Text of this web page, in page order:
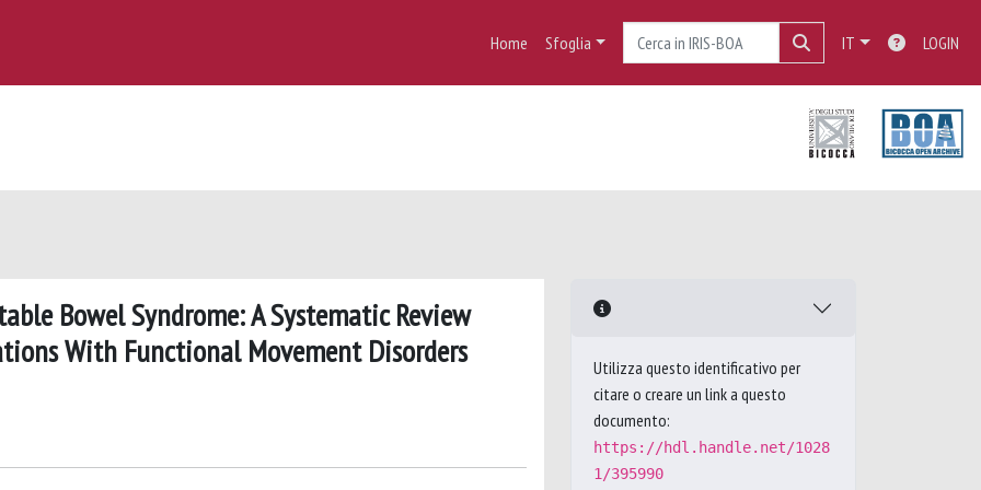
Home Sfoglia IT LOGIN
Bowel Syndrome: A Systematic Review
With Functional Movement Disorders
Utilizza questo identificativo per
citare o creare un link a questo
documento:
https://hdl.handle.net/1028
1/395990